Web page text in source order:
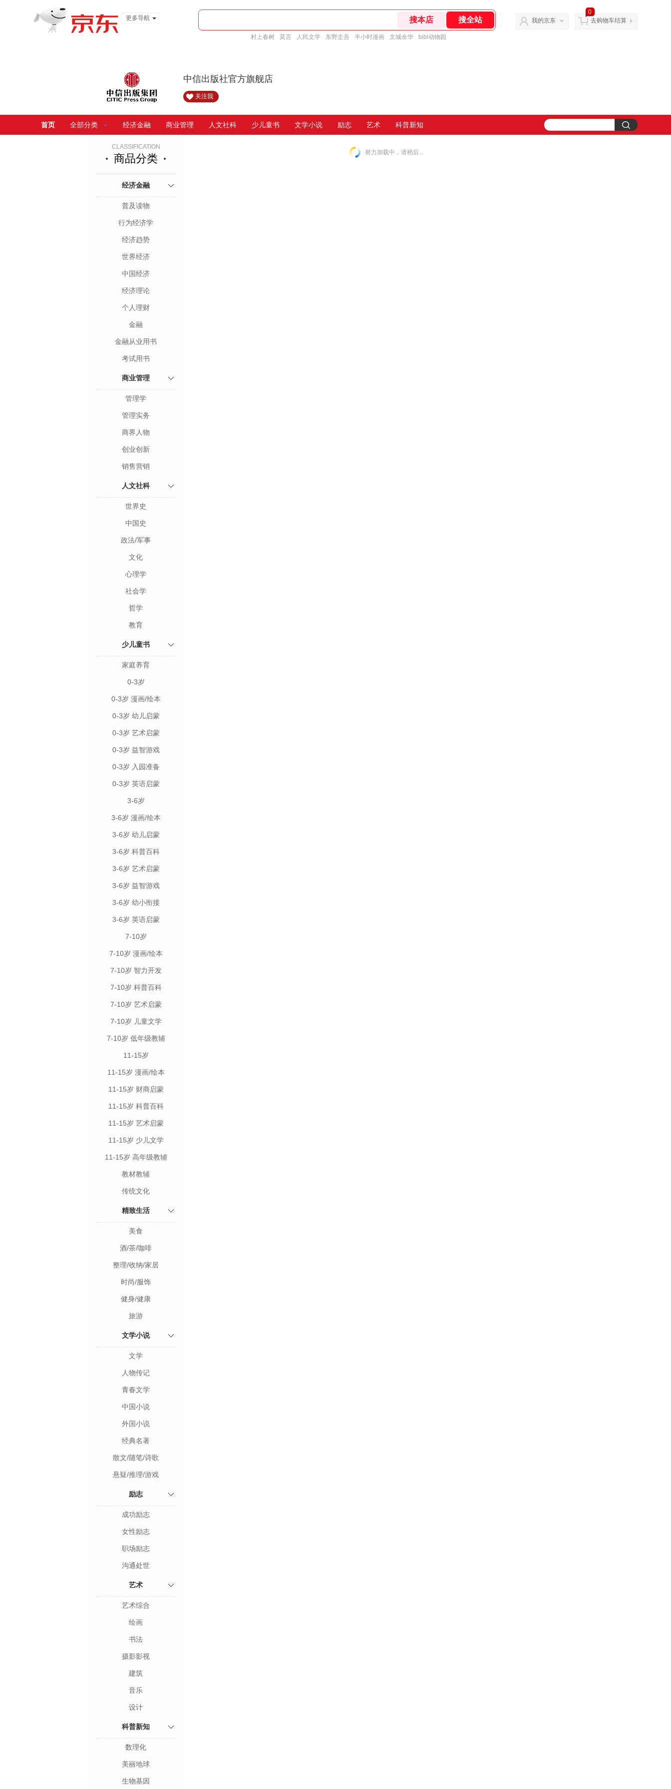
更多导航
村上春树 莫言 人民文学 东野圭吾 半小时漫画 文城余华 bibi动物园
我的京东
0
去购物车结算
中信出版社官方旗舰店
关注我
首页 全部分类 经济金融 商业管理 人文社科 少儿童书 文学小说 励志 艺术 科普新知
CLASSIFICATION
商品分类
经济金融
普及读物
行为经济学
经济趋势
世界经济
中国经济
经济理论
个人理财
金融
金融从业用书
考试用书
商业管理
管理学
管理实务
商界人物
创业创新
销售营销
人文社科
世界史
中国史
政法/军事
文化
心理学
社会学
哲学
教育
少儿童书
家庭养育
0-3岁
0-3岁 漫画/绘本
0-3岁 幼儿启蒙
0-3岁 艺术启蒙
0-3岁 益智游戏
0-3岁 入园准备
0-3岁 英语启蒙
3-6岁
3-6岁 漫画/绘本
3-6岁 幼儿启蒙
3-6岁 科普百科
3-6岁 艺术启蒙
3-6岁 益智游戏
3-6岁 幼小衔接
3-6岁 英语启蒙
7-10岁
7-10岁 漫画/绘本
7-10岁 智力开发
7-10岁 科普百科
7-10岁 艺术启蒙
7-10岁 儿童文学
7-10岁 低年级教辅
11-15岁
11-15岁 漫画/绘本
11-15岁 财商启蒙
11-15岁 科普百科
11-15岁 艺术启蒙
11-15岁 少儿文学
11-15岁 高年级教辅
教材教辅
传统文化
精致生活
美食
酒/茶/咖啡
整理/收纳/家居
时尚/服饰
健身/健康
旅游
文学小说
文学
人物传记
青春文学
中国小说
外国小说
经典名著
散文/随笔/诗歌
悬疑/推理/游戏
励志
成功励志
女性励志
职场励志
沟通处世
艺术
艺术综合
绘画
书法
摄影影视
建筑
音乐
设计
科普新知
数理化
美丽地球
生物基因
努力加载中，请稍后...